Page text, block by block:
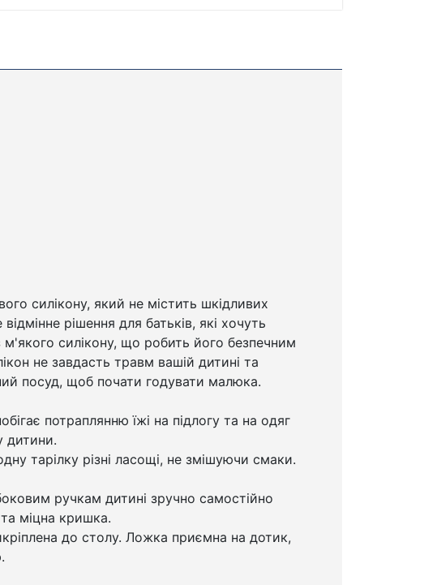
силікону, який не містить шкідливих
відмінне рішення для батьків, які хочуть
силікону, що робить його безпечним
не завдасть травм вашій дитині та
посуд, щоб почати годувати малюка.
потраплянню їжі на підлогу та на одяг
дитини.
тарілку різні ласощі, не змішуючи смаки.
ручкам дитині зручно самостійно
міцна кришка.
до столу. Ложка приємна на дотик,